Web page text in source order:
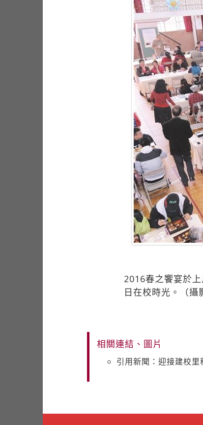
2016春之饗宴於
日在校時光。（攝
相關連結、圖片
引用新聞：迎接建校